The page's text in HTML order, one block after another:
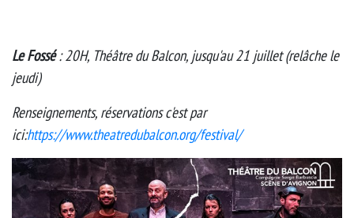
Le Fossé: 20H, Théâtre du Balcon, jusqu'au 21 juillet (relâche le
jeudi)
Renseignements, réservations c'est par
ici:https://www.theatredubalcon.org/festival/